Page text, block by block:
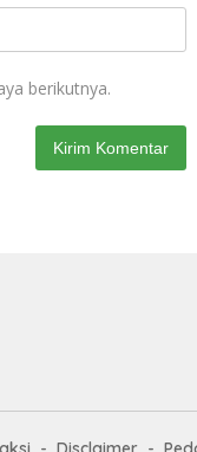
berikutnya.